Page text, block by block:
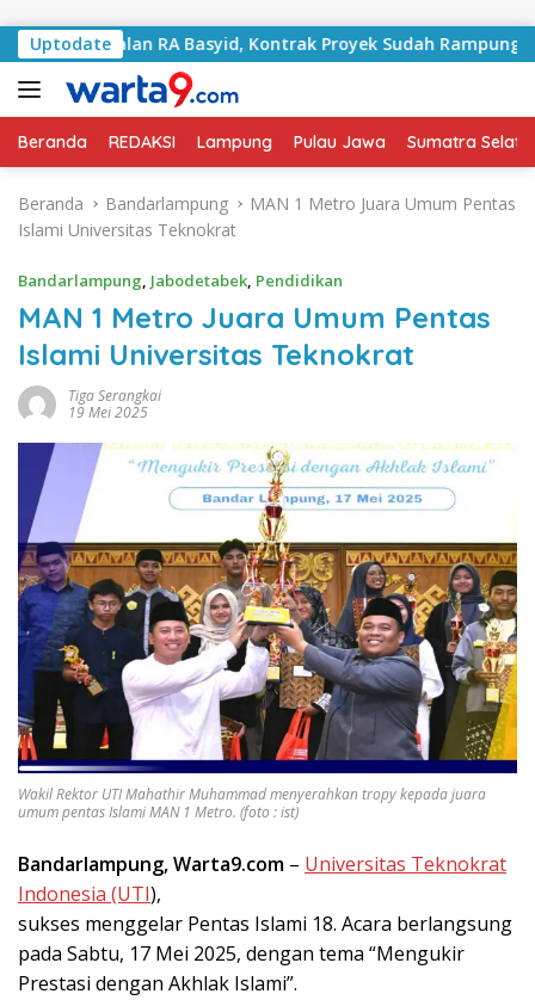
Uptodate
Jalan RA Basyid, Kontrak Proyek Sudah Rampung
Beranda REDAKSI Lampung Pulau Jawa Sumatra
Beranda Bandarlampung
MAN 1 Metro Juara Umum Pentas
Islami Universitas Teknokrat
Bandarlampung, Jabodetabek, Pendidikan
MAN 1 Metro Juara Umum Pentas
Islami Universitas Teknokrat
Tiga Serangkai
19 Mei 2025
Wakil Rektor UTI Mahathir Muhammad menyerahkan tropy kepada juara
umum pentas Islami MAN 1 Metro. (foto : ist)
Bandarlampung, Warta9.com – Universitas Teknokrat
Indonesia (UTI),
sukses menggelar Pentas Islami 18. Acara berlangsung
pada Sabtu, 17 Mei 2025, dengan tema “Mengukir
Prestasi dengan Akhlak Islami”.